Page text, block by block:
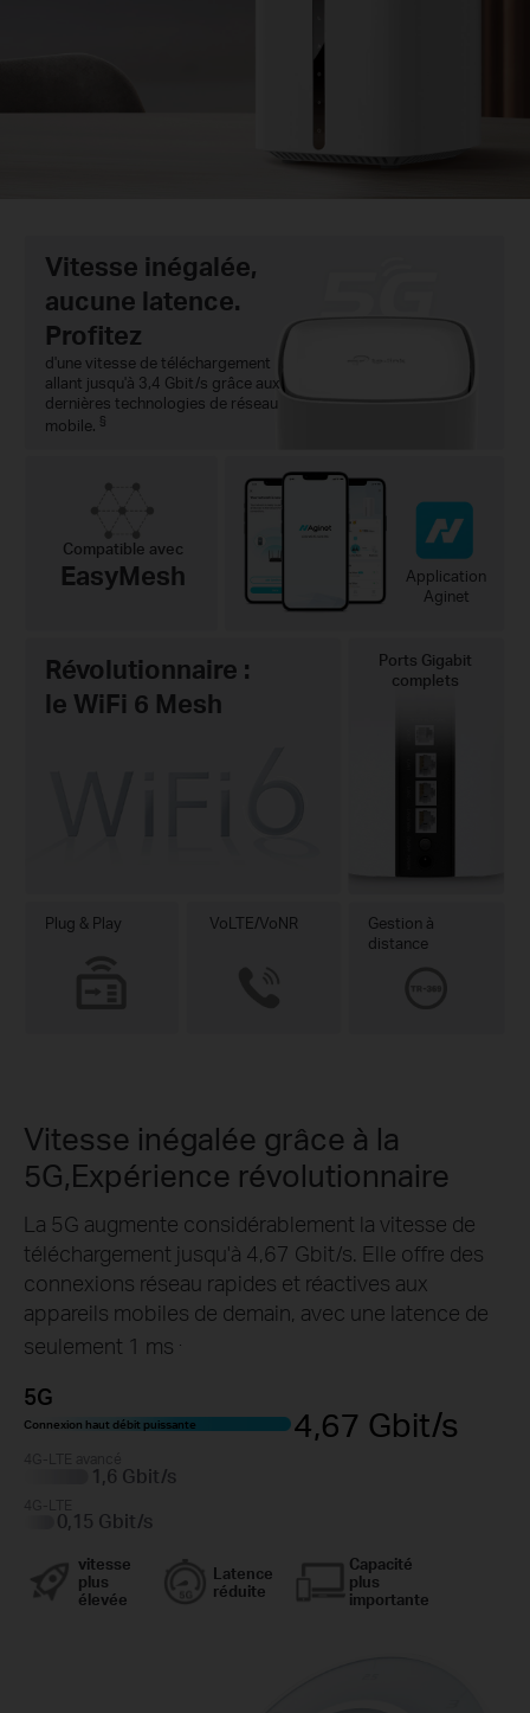
Vitesse inégalée,
aucune latence.
Profitez
d'une vitesse de téléchargement
allant jusqu'à 3,4 Gbit/s grâce aux
dernières technologies de réseau
mobile. §
Révolutionnaire :
le WiFi 6 Mesh
Ports Gigabit
complets
Compatible avec
EasyMesh
Application
Aginet
Plug & Play VoLTE/VoNR
Gestion à
distance
Vitesse inégalée grâce à la
5G,Expérience révolutionnaire
La 5G augmente considérablement la vitesse de
téléchargement jusqu'à 4,67 Gbit/s. Elle offre des
connexions réseau rapides et réactives aux
appareils mobiles de demain, avec une latence de
seulement 1 ms .
5G
Connexion haut débit puissante 4,67 Gbit/s
1,6 Gbit/s
0,15 Gbit/s
vitesse
plus
élevée
Latence
réduite
Capacité
plus
importante